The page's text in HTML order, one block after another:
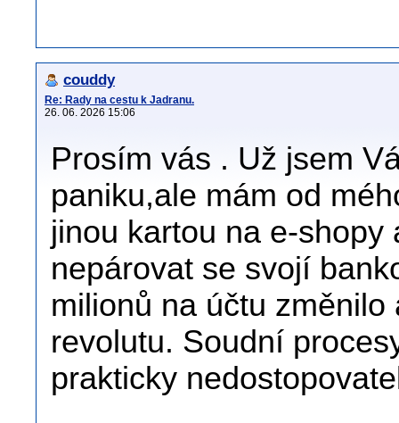
couddy
Re: Rady na cestu k Jadranu.
26. 06. 2026 15:06
Prosím vás . Už jsem
paniku,ale mám od
jinou kartou na e-
nepárovat se svojí
milionů na účtu
revolutu. Soudní
prakticky